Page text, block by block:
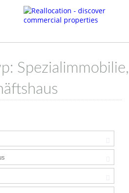
Spezialimmobilie,